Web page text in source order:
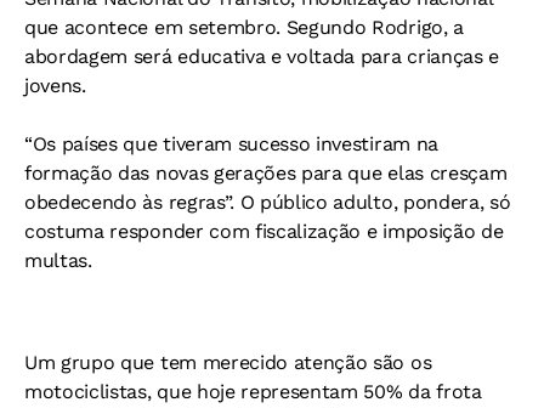
que acontece em setembro. Segundo Rodrigo, a
abordagem será educativa e voltada para crianças e
jovens.
“Os países que tiveram sucesso investiram na
formação das novas gerações para que elas cresçam
obedecendo às regras”. O público adulto, pondera, só
costuma responder com fiscalização e imposição de
multas.
Um grupo que tem merecido atenção são os
motociclistas, que hoje representam 50% da frota